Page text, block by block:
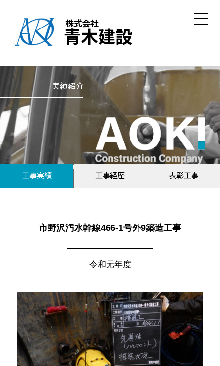
株式会社
青木建設
実績紹介
工事実績 工事経歴 表彰工事
市野沢汚水幹線466-1号外9築造工事
令和元年度